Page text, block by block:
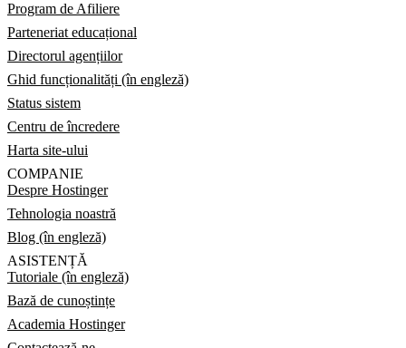
Program de Afiliere
Parteneriat educațional
Directorul agențiilor
Ghid funcționalități (în engleză)
Status sistem
Centru de încredere
Harta site-ului
COMPANIE
Despre Hostinger
Tehnologia noastră
Blog (în engleză)
ASISTENȚĂ
Tutoriale (în engleză)
Bază de cunoștințe
Academia Hostinger